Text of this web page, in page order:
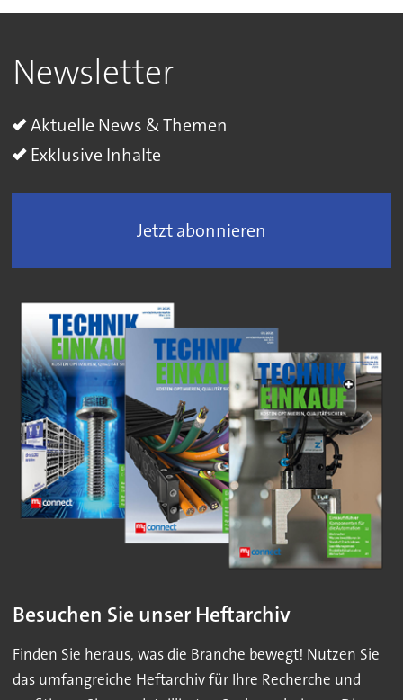
Newsletter
Aktuelle News & Themen
Exklusive Inhalte
Jetzt abonnieren
Besuchen Sie unser Heftarchiv
Finden Sie heraus, was die Branche bewegt! Nutzen Sie
das umfangreiche Heftarchiv für Ihre Recherche und